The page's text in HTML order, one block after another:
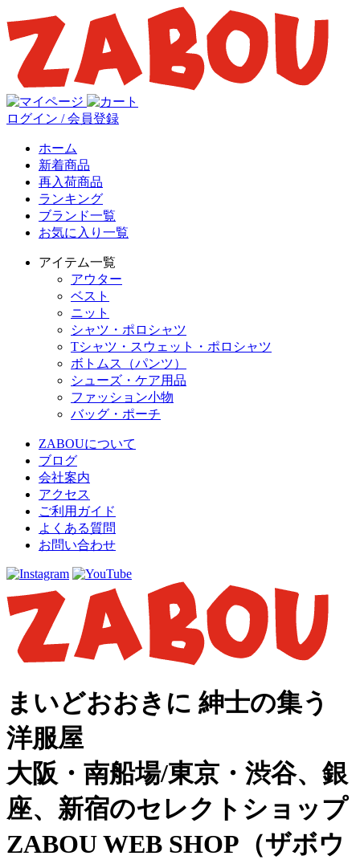
ログイン / 会員登録
ホーム
新着商品
再入荷商品
ランキング
ブランド一覧
お気に入り一覧
アイテム一覧
アウター
ベスト
ニット
シャツ・ポロシャツ
Tシャツ・スウェット・ポロシャツ
ボトムス（パンツ）
シューズ・ケア用品
ファッション小物
バッグ・ポーチ
ZABOUについて
ブログ
会社案内
アクセス
ご利用ガイド
よくある質問
お問い合わせ
まいどおおきに 紳士の集う
洋服屋
大阪・南船場/東京・渋谷、銀
座、新宿のセレクトショップ
ZABOU WEB SHOP（ザボウ